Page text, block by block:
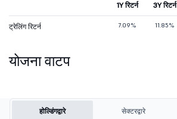
1Y रिटर्न 3Y रिटर्न
ट्रेलिंग रिटर्न 7.09% 11.85%
योजना वाटप
होल्डिंगद्वारे सेक्टरद्वारे